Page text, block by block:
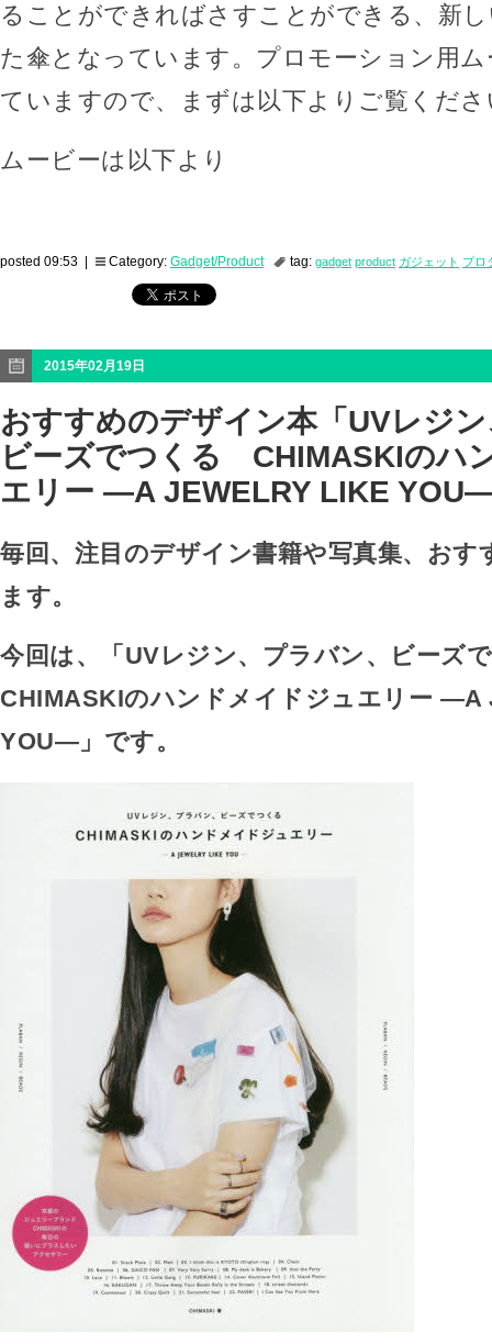
ることができればさすことができる、新
た傘となっています。プロモーション用
ていますので、まずは以下よりご覧くださ
ムービーは以下より
posted 09:53 | Category: Gadget/Product tag: gadget product ガジェット プロ
2015年02月19日
おすすめのデザイン本「UVレジ
ビーズでつくる CHIMASKIのハ
エリー ―A JEWELRY LIKE
毎回、注目のデザイン書籍や写真集、おす
ます。
今回は、「UVレジン、プラバン、ビー
CHIMASKIのハンドメイドジュエリー ―A
YOU―」です。